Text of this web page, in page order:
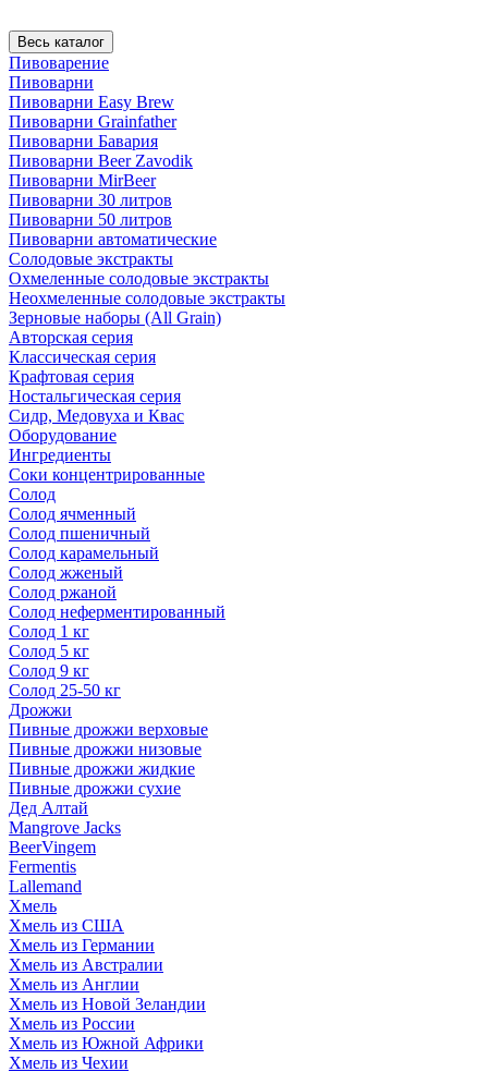
Весь каталог
Пивоварение
Пивоварни
Пивоварни Easy Brew
Пивоварни Grainfather
Пивоварни Бавария
Пивоварни Beer Zavodik
Пивоварни MirBeer
Пивоварни 30 литров
Пивоварни 50 литров
Пивоварни автоматические
Солодовые экстракты
Охмеленные солодовые экстракты
Неохмеленные солодовые экстракты
Зерновые наборы (All Grain)
Авторская серия
Классическая серия
Крафтовая серия
Ностальгическая серия
Сидр, Медовуха и Квас
Оборудование
Ингредиенты
Соки концентрированные
Солод
Солод ячменный
Солод пшеничный
Солод карамельный
Солод жженый
Солод ржаной
Солод неферментированный
Солод 1 кг
Солод 5 кг
Солод 9 кг
Солод 25-50 кг
Дрожжи
Пивные дрожжи верховые
Пивные дрожжи низовые
Пивные дрожжи жидкие
Пивные дрожжи сухие
Дед Алтай
Mangrove Jacks
BeerVingem
Fermentis
Lallemand
Хмель
Хмель из США
Хмель из Германии
Хмель из Австралии
Хмель из Англии
Хмель из Новой Зеландии
Хмель из России
Хмель из Южной Африки
Хмель из Чехии